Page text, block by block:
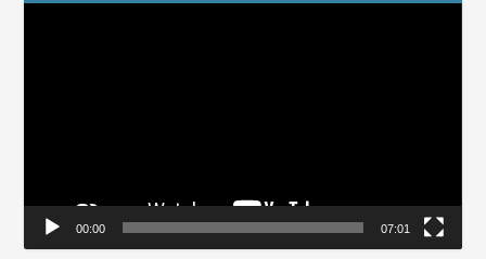
00:00 07:01